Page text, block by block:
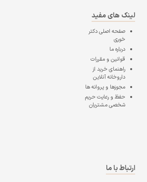
لینک های مفید
صفحه اصلیدکتر
خوری
درباره ما
قوانین و مقررات
راهنمای خرید از
داروخانه آنلاین
مجوزها و پروانه ها
حفظ و رعایت حریم
شخصی مشتریان
ارتباط با ما